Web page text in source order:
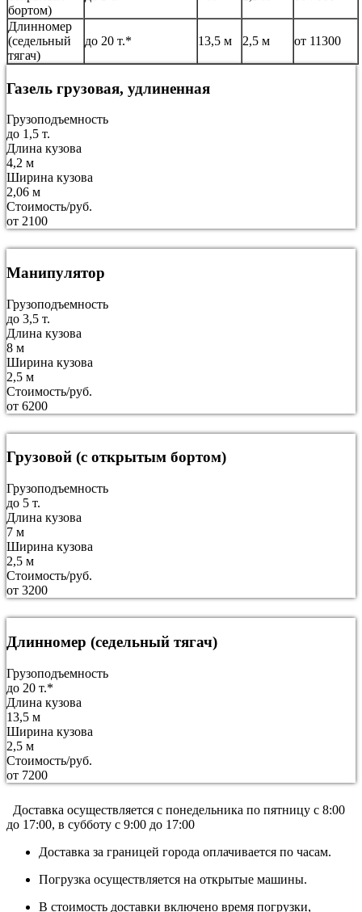
бортом)
Длинномер
(седельный
тягач)
до 20 т.* 13,5 м 2,5 м от 11300
Газель грузовая, удлиненная
Грузоподъемность
до 1,5 т.
Длина кузова
4,2 м
Ширина кузова
2,06 м
Стоимость/руб.
от 2100
Манипулятор
Грузоподъемность
до 3,5 т.
Длина кузова
8 м
Ширина кузова
2,5 м
Стоимость/руб.
от 6200
Грузовой (с открытым бортом)
Грузоподъемность
до 5 т.
Длина кузова
7 м
Ширина кузова
2,5 м
Стоимость/руб.
от 3200
Длинномер (седельный тягач)
Грузоподъемность
до 20 т.*
Длина кузова
13,5 м
Ширина кузова
2,5 м
Стоимость/руб.
от 7200
Доставка осуществляется c понедельника по пятницу с 8:00
до 17:00, в субботу с 9:00 до 17:00
Доставка за границей города оплачивается по часам.
Погрузка осуществляется на открытые машины.
В стоимость доставки включено время погрузки,